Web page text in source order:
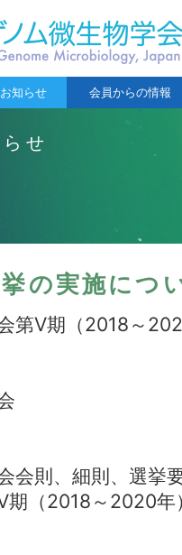
知らせ 会員からの情報
せ
の実施につ
第Ⅴ期（2018～
会則、細則、選挙
期（2018～2020年